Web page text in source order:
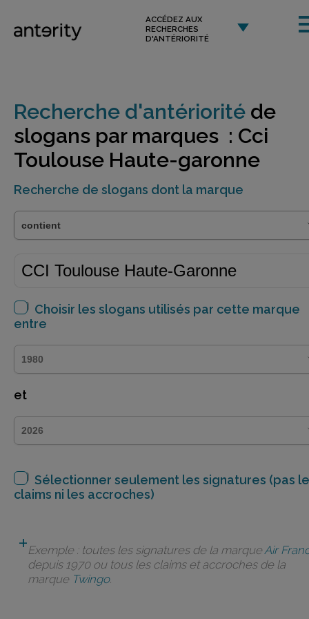
ACCÉDEZ AUX
RECHERCHES
D'ANTÉRIORITÉ
Recherche d'antériorité de
slogans par marques : Cci
Toulouse Haute-garonne
Recherche de slogans dont la marque
Choisir les slogans utilisés par cette marque
entre
et
Sélectionner seulement les signatures (pas
claims ni les accroches)
Exemple : toutes les signatures de la marqueAir
depuis 1970 ou tous les claims et accroches de la
marque Twingo.